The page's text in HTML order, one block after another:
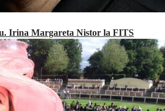
Irina Margareta Nistor la FITS